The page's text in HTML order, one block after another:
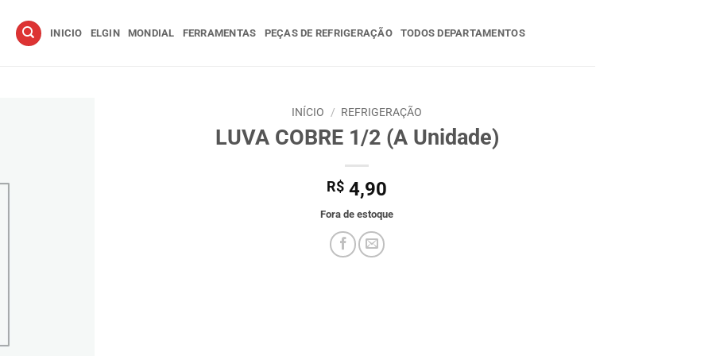
INICIO ELGIN MONDIAL FERRAMENTAS PEÇAS DE REFRIGERAÇÃO TODOS DEPARTAMENTOS
INÍCIO / REFRIGERAÇÃO
LUVA COBRE 1/2 (A Unidade)
R$ 4,90
Fora de estoque